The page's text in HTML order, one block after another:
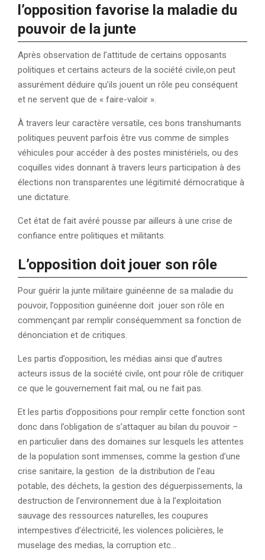
l’opposition favorise la maladie du
pouvoir de la junte
Après observation de l’attitude de certains opposants
politiques et certains acteurs de la société civile,on peut
assurément déduire qu’ils jouent un rôle peu conséquent
et ne servent que de « faire-valoir ».
À travers leur caractère versatile, ces bons transhumants
politiques peuvent parfois être vus comme de simples
véhicules pour accéder à des postes ministériels, ou des
coquilles vides donnant à travers leurs participation à des
élections non transparentes une légitimité démocratique à
une dictature.
Cet état de fait avéré pousse par ailleurs à une crise de
confiance entre politiques et militants.
L’opposition doit jouer son rôle
Pour guérir la junte militaire guinéenne de sa maladie du
pouvoir, l’opposition guinéenne doit jouer son rôle en
commençant par remplir conséquemment sa fonction de
dénonciation et de critiques.
Les partis d’opposition, les médias ainsi que d’autres
acteurs issus de la société civile, ont pour rôle de critiquer
ce que le gouvernement fait mal, ou ne fait pas.
Et les partis d’oppositions pour remplir cette fonction sont
donc dans l’obligation de s’attaquer au bilan du pouvoir –
en particulier dans des domaines sur lesquels les attentes
de la population sont immenses, comme la gestion d’une
crise sanitaire, la gestion de la distribution de l’eau
potable, des déchets, la gestion des déguerpissements, la
destruction de l’environnement due à la l’exploitation
sauvage des ressources naturelles, les coupures
intempestives d’électricité, les violences policières, le
muselage des medias, la corruption etc…